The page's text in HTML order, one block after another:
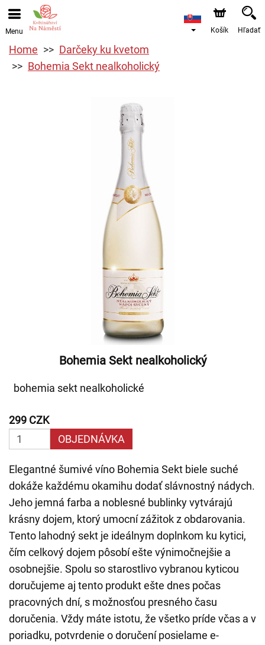
Menu Košík Hľadať
Home
Darčeky ku kvetom
Bohemia Sekt nealkoholický
Bohemia Sekt nealkoholický
bohemia sekt nealkoholické
299 CZK
OBJEDNÁVKA
Elegantné šumivé víno Bohemia Sekt biele suché
dokáže každému okamihu dodať slávnostný nádych.
Jeho jemná farba a noblesné bublinky vytvárajú
krásny dojem, ktorý umocní zážitok z obdarovania.
Tento lahodný sekt je ideálnym doplnkom ku kytici,
čím celkový dojem pôsobí ešte výnimočnejšie a
osobnejšie. Spolu so starostlivo vybranou kyticou
doručujeme aj tento produkt ešte dnes počas
pracovných dní, s možnosťou presného času
doručenia. Vždy máte istotu, že všetko príde včas a v
poriadku, potvrdenie o doručení posielame e-